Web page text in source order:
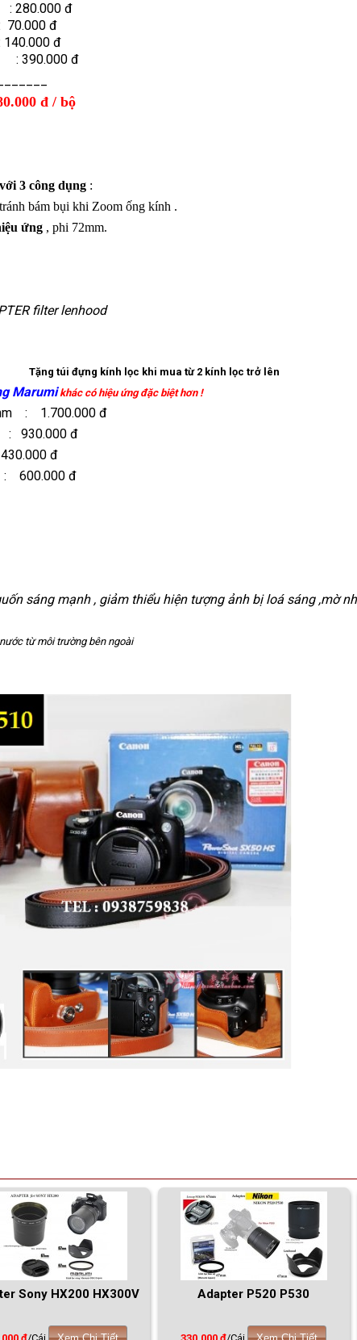
280.000 đ
đ
đ
: 390.000 đ
đ / bộ
3 công dụng :
bám bụi khi Zoom ống kính .
ứng , phi 72mm.
filter lenhood
Tặng túi đựng kính lọc khi mua từ 2 kính lọc trở lên
Marumikhác có hiệu ứng đặc biệt hơn !
: 1.700.000 đ
đ
đ
đ
sáng mạnh , giảm thiểu hiện tượng ảnh bị loá sáng ,mờ
từ môi trường bên ngoài
Sony HX200 HX300V Adapter P520 P530